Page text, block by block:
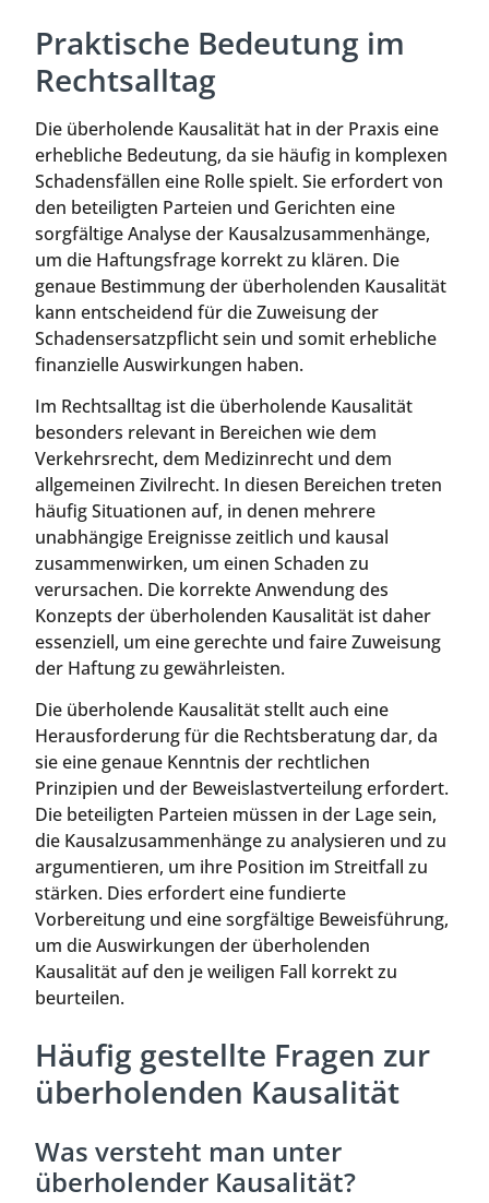
Praktische Bedeutung im
Rechtsalltag
Die überholende Kausalität hat in der Praxis eine
erhebliche Bedeutung, da sie häufig in komplexen
Schadensfällen eine Rolle spielt. Sie erfordert von
den beteiligten Parteien und Gerichten eine
sorgfältige Analyse der Kausalzusammenhänge,
um die Haftungsfrage korrekt zu klären. Die
genaue Bestimmung der überholenden Kausalität
kann entscheidend für die Zuweisung der
Schadensersatzpflicht sein und somit erhebliche
finanzielle Auswirkungen haben.
Im Rechtsalltag ist die überholende Kausalität
besonders relevant in Bereichen wie dem
Verkehrsrecht, dem Medizinrecht und dem
allgemeinen Zivilrecht. In diesen Bereichen treten
häufig Situationen auf, in denen mehrere
unabhängige Ereignisse zeitlich und kausal
zusammenwirken, um einen Schaden zu
verursachen. Die korrekte Anwendung des
Konzepts der überholenden Kausalität ist daher
essenziell, um eine gerechte und faire Zuweisung
der Haftung zu gewährleisten.
Die überholende Kausalität stellt auch eine
Herausforderung für die Rechtsberatung dar, da
sie eine genaue Kenntnis der rechtlichen
Prinzipien und der Beweislastverteilung erfordert.
Die beteiligten Parteien müssen in der Lage sein,
die Kausalzusammenhänge zu analysieren und zu
argumentieren, um ihre Position im Streitfall zu
stärken. Dies erfordert eine fundierte
Vorbereitung und eine sorgfältige Beweisführung,
um die Auswirkungen der überholenden
Kausalität auf den je weiligen Fall korrekt zu
beurteilen.
Häufig gestellte Fragen zur
überholenden Kausalität
Was versteht man unter
überholender Kausalität?